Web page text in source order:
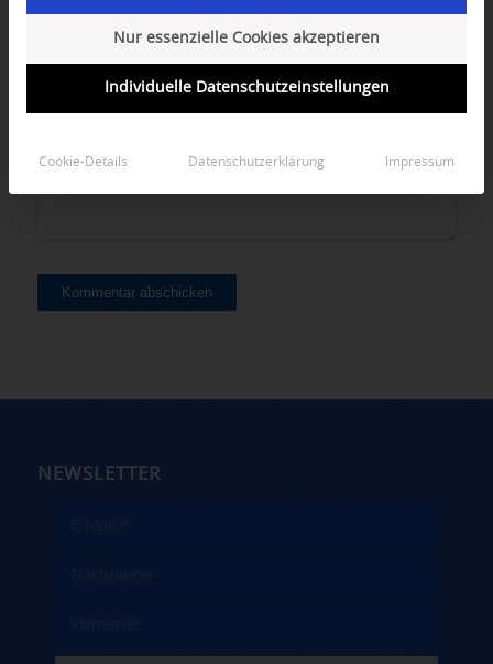
NEWSLETTER
Nur essenzielle Cookies akzeptieren
Individuelle Datenschutzeinstellungen
Cookie-Details Datenschutzerklärung Impressum